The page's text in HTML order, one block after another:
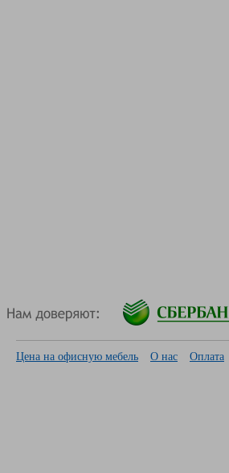
Цена на офисную мебель О нас Оплата